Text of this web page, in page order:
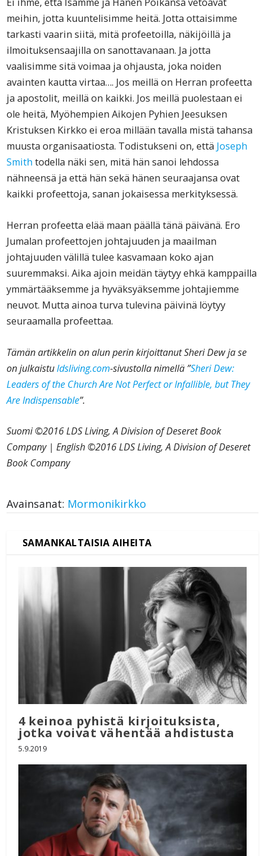
meihin, jotta kuuntelisimme heitä. Jotta ottaisimme
tarkasti vaarin siitä, mitä profeetoilla, näkijöillä ja
ilmoituksensaajilla on sanottavanaan. Ja jotta
vaalisimme sitä voimaa ja ohjausta, joka noiden
avainten kautta virtaa…. Jos meillä on Herran profeetta
ja apostolit, meillä on kaikki. Jos meillä puolestaan ei
ole heitä, Myöhempien Aikojen Pyhien Jeesuksen
Kristuksen Kirkko ei eroa millään tavalla mistä tahansa
muusta organisaatiosta. Todistukseni on, että Joseph
Smith todella näki sen, mitä hän sanoi lehdossa
nähneensä ja että hän sekä hänen seuraajansa ovat
kaikki profeettoja, sanan jokaisessa merkityksessä.
Herran profeetta elää maan päällä tänä päivänä. Ero
Jumalan profeettojen johtajuuden ja maailman
johtajuuden välillä tulee kasvamaan koko ajan
suuremmaksi. Aika ajoin meidän täytyy ehkä kamppailla
ymmärtääksemme ja hyväksyäksemme johtajiemme
neuvot. Mutta ainoa turva tulevina päivinä löytyy
seuraamalla profeettaa.
Tämän artikkelin on alun perin kirjoittanut Sheri Dew ja se
on julkaistuldsliving.com-sivustolla nimellä ”Sheri Dew:
Leaders of the Church Are Not Perfect or Infallible, but They
Are Indispensable”.
Suomi ©2016 LDS Living, A Division of Deseret Book
Company | English ©2016 LDS Living, A Division of Deseret
Book Company
Avainsanat: Mormonikirkko
4 keinoa pyhistä kirjoituksista,
jotka voivat vähentää ahdistusta
5.9.2019